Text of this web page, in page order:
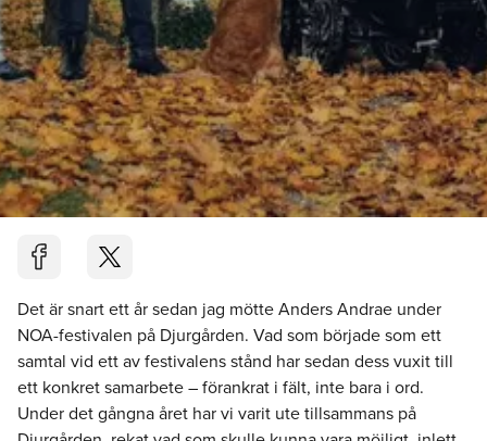
Det är snart ett år sedan jag mötte Anders Andrae under
NOA-festivalen på Djurgården. Vad som började som ett
samtal vid ett av festivalens stånd har sedan dess vuxit till
ett konkret samarbete – förankrat i fält, inte bara i ord.
Under det gångna året har vi varit ute tillsammans på